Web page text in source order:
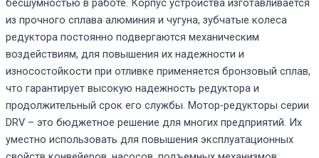
из прочного сплава алюминия и чугуна, зубчатые колеса
редуктора постоянно подвергаются механическим
воздействиям, для повышения их надежности и
износостойкости при отливке применяется бронзовый сплав,
что гарантирует высокую надежность редуктора и
продолжительный срок его службы. Мотор-редукторы серии
DRV – это бюджетное решение для многих предприятий. Их
уместно использовать для повышения эксплуатационных